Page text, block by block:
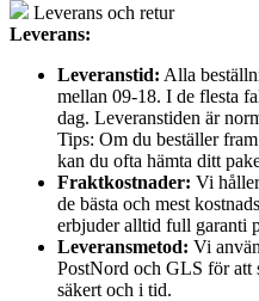
Leverans och retur
Leverans:
Leveranstid: Alla
mellan 09-18. I de flesta
dag. Leveranstiden är
Tips: Om du beställer
kan du ofta hämta ditt
Fraktkostnader: Vi
de bästa och mest
erbjuder alltid full garanti
Leveransmetod: Vi
PostNord och GLS för att
säkert och i tid.